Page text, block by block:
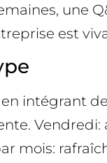
une
est
intégrant
mois: